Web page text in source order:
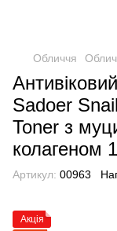
Обличчя
Sadoer
Toner з
колагеном
Артикул: 00963
Акція